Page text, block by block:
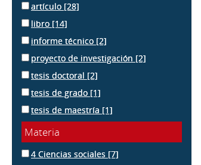
artículo [28]
libro [14]
informe técnico [2]
proyecto de investigación [2]
tesis doctoral [2]
tesis de grado [1]
tesis de maestría [1]
Materia
4 Ciencias sociales [7]